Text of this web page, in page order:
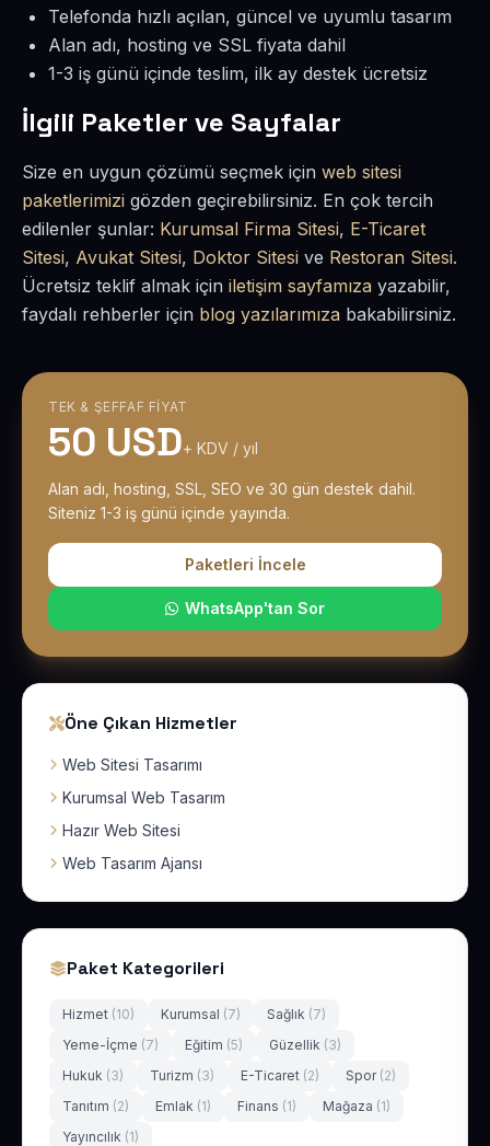
Telefonda hızlı açılan, güncel ve uyumlu tasarım
Alan adı, hosting ve SSL fiyata dahil
1-3 iş günü içinde teslim, ilk ay destek ücretsiz
İlgili Paketler ve Sayfalar
Size en uygun çözümü seçmek için web sitesi
paketlerimizi gözden geçirebilirsiniz. En çok tercih
edilenler şunlar: Kurumsal Firma Sitesi, E-Ticaret
Sitesi, Avukat Sitesi, Doktor Sitesi ve Restoran Sitesi.
Ücretsiz teklif almak için iletişim sayfamıza yazabilir,
faydalı rehberler için blog yazılarımıza bakabilirsiniz.
TEK & ŞEFFAF FIYAT
50 USD+ KDV / yıl
Alan adı, hosting, SSL, SEO ve 30 gün destek dahil.
Siteniz 1-3 iş günü içinde yayında.
Paketleri İncele
WhatsApp'tan Sor
Öne Çıkan Hizmetler
Web Sitesi Tasarımı
Kurumsal Web Tasarım
Hazır Web Sitesi
Web Tasarım Ajansı
Paket Kategorileri
Hizmet (10) Kurumsal (7) Sağlık (7)
Yeme-İçme (7) Eğitim (5) Güzellik (3)
Hukuk (3) Turizm (3) E-Ticaret (2) Spor (2)
Tanıtım (2) Emlak (1) Finans (1) Mağaza (1)
Yayıncılık (1)